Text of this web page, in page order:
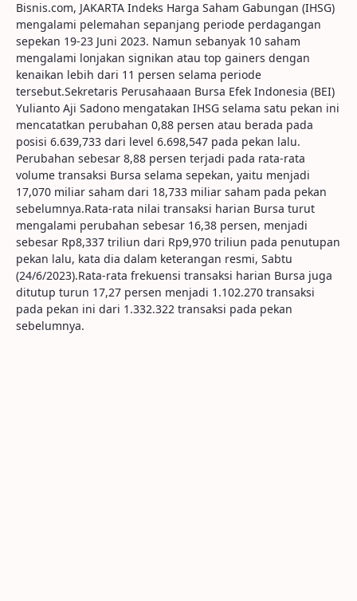
Bisnis.com, JAKARTA Indeks Harga Saham Gabungan (IHSG)
mengalami pelemahan sepanjang periode perdagangan
sepekan 19-23 Juni 2023. Namun sebanyak 10 saham
mengalami lonjakan signikan atau top gainers dengan
kenaikan lebih dari 11 persen selama periode
tersebut.Sekretaris Perusahaaan Bursa Efek Indonesia (BEI)
Yulianto Aji Sadono mengatakan IHSG selama satu pekan ini
mencatatkan perubahan 0,88 persen atau berada pada
posisi 6.639,733 dari level 6.698,547 pada pekan lalu.
Perubahan sebesar 8,88 persen terjadi pada rata-rata
volume transaksi Bursa selama sepekan, yaitu menjadi
17,070 miliar saham dari 18,733 miliar saham pada pekan
sebelumnya.Rata-rata nilai transaksi harian Bursa turut
mengalami perubahan sebesar 16,38 persen, menjadi
sebesar Rp8,337 triliun dari Rp9,970 triliun pada penutupan
pekan lalu, kata dia dalam keterangan resmi, Sabtu
(24/6/2023).Rata-rata frekuensi transaksi harian Bursa juga
ditutup turun 17,27 persen menjadi 1.102.270 transaksi
pada pekan ini dari 1.332.322 transaksi pada pekan
sebelumnya.